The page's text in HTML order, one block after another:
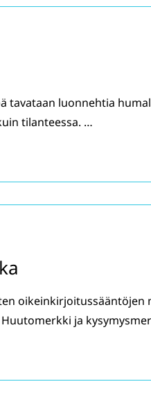
tavataan luonnehtia
tilanteessa. …
Huutomerkki ja